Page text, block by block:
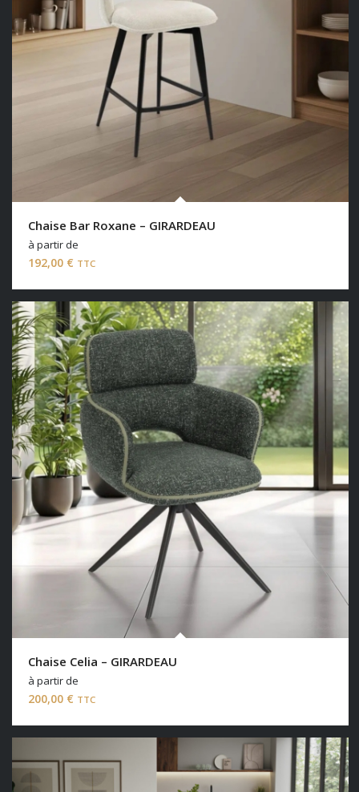
Chaise Bar Roxane – GIRARDEAU
à partir de
192,00 € TTC
Chaise Celia – GIRARDEAU
à partir de
200,00 € TTC